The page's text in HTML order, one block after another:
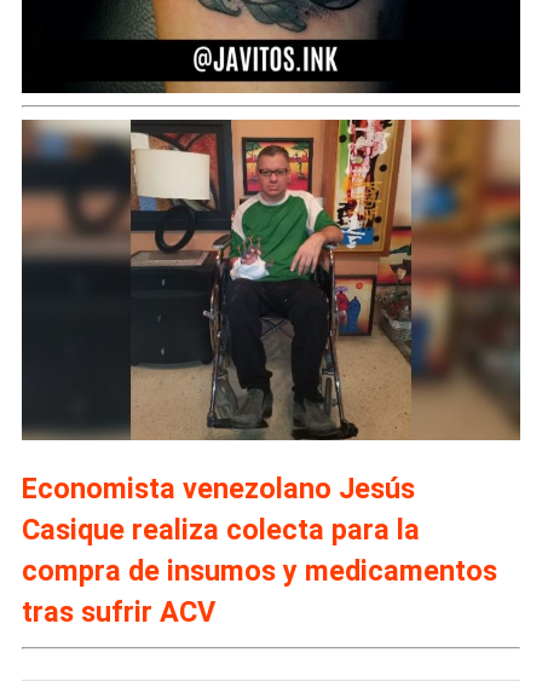
Economista venezolano Jesús
Casique realiza colecta para la
compra de insumos y medicamentos
tras sufrir ACV